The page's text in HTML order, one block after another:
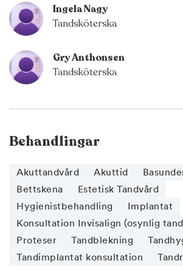
Ingela Nagy
Tandsköterska
Gry Anthonsen
Tandsköterska
Behandlingar
Akuttandvård Akuttid
Bettskena
Estetisk Tandvård
Hygienistbehandling
Implantat
Konsultation Invisalign (osynlig
Proteser
Tandblekning
Tandimplantat konsultation